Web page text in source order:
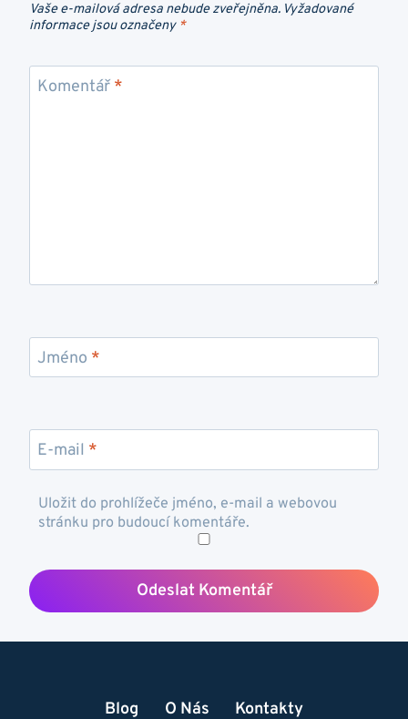
Vaše e-mailová adresa nebude zveřejněna. Vyžadované
informace jsou označeny *
Komentář *
Jméno *
E-mail *
Uložit do prohlížeče jméno, e-mail a webovou
stránku pro budoucí komentáře.
Blog O Nás Kontakty